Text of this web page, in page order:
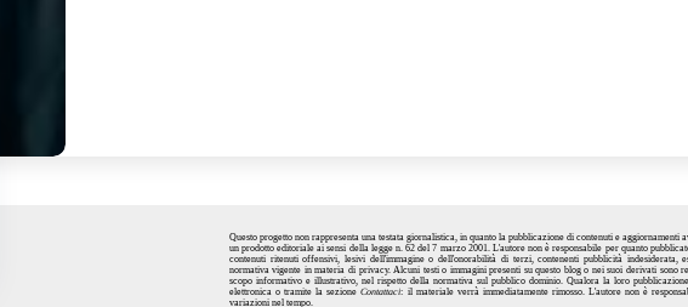
Questo progettonon rappresenta una testata giornalistica, in quanto la pubblicazione di contenuti e aggiornamenti
un prodotto editoriale ai sensi della legge n. 62 del 7 marzo 2001. L'autore non è responsabile per quanto
contenuti ritenuti offensivi, lesivi dell'immagine o dell'onorabilità di terzi, contenenti pubblicità indesiderata,
normativa vigente in materia di privacy. Alcuni testi o immagini presenti su questo blog o nei suoi derivati sono
scopo informativo e illustrativo, nel rispetto della normativa sul pubblico dominio. Qualora la loro
elettronicao tramite la sezioneContattaci: il materiale verrà immediatamente rimosso. L'autore non è
variazioni nel tempo.